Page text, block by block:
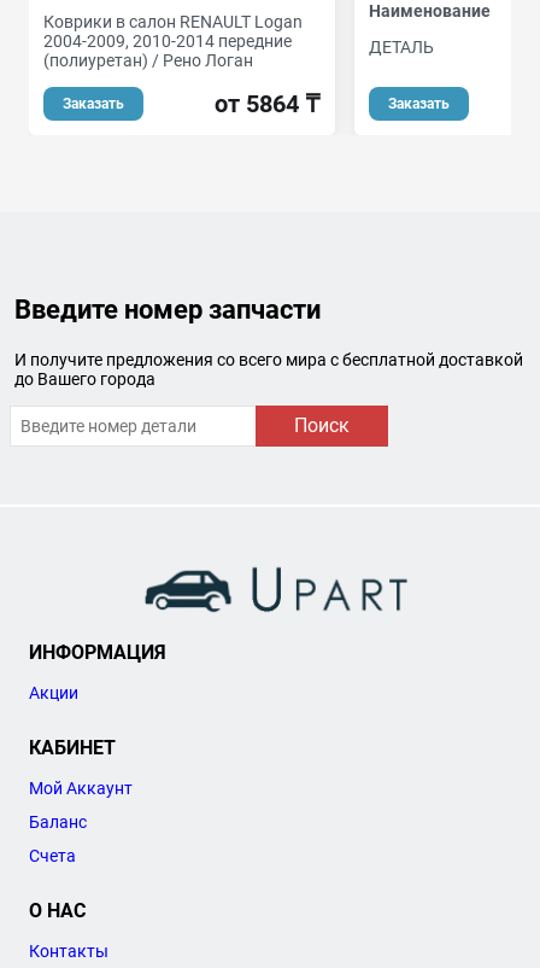
Коврики в салон RENAULT Logan
2004-2009, 2010-2014 передние
(полиуретан) / Рено Логан
Заказать от 5864 ₸
Наименование
ДЕТАЛЬ
Заказать
Введите номер запчасти
И получите предложения со всего мира с бесплатной доставкой
до Вашего города
Поиск
ИНФОРМАЦИЯ
Акции
КАБИНЕТ
Мой Аккаунт
Баланс
Счета
О НАС
Контакты